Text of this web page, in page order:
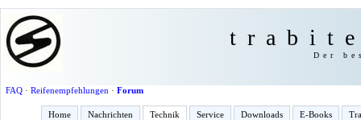
Der
FAQ· Reifenempfehlungen · Forum
Home Nachrichten Technik Service Downloads E-Books